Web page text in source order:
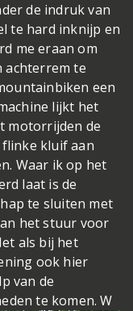
de indruk van
te hard inknijp en
me eraan om
achterrem te
een
lijkt het
motorrijden de
kluif aan
Waar ik op het
laat is de
te sluiten met
het stuur voor
als bij het
ook hier
van de
te komen. W